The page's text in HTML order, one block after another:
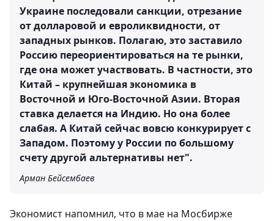
Украине последовали санкции, отрезание
от долларовой и евроликвидности, от
западных рынков. Полагаю, это заставило
Россию переориентироваться на те рынки,
где она может участвовать. В частности, это
Китай – крупнейшая экономика в
Восточной и Юго-Восточной Азии. Вторая
ставка делается на Индию. Но она более
слабая. А Китай сейчас вовсю конкурирует с
Западом. Поэтому у России по большому
счету другой альтернативы нет".
Арман Бейсембаев
Экономист напомнил, что в мае на Мосбирже